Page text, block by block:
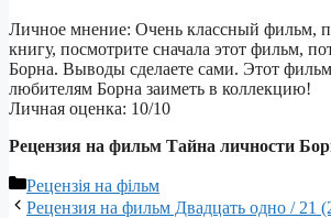
Личное мнение: Очень классный фильм,
книгу, посмотрите сначала этот фильм,
Борна. Выводы сделаете сами. Этот
любителям Борна заиметь в коллекцию!
Личная оценка: 10/10
Рецензия на фильм Тайна личности
Категорії
Рецензія на фільм
Рецензия на фильм Двадцать одно / 21